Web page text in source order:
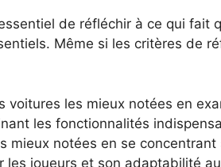
de réfléchir à ce qui
Même si les critères de
voitures les mieux notées en
les fonctionnalités
mieux notées en se
les joueurs et son adaptabilité